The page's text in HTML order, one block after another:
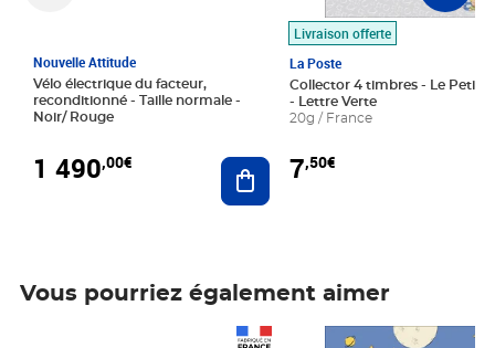
Nouvelle Attitude
Vélo électrique du facteur,
reconditionné - Taille normale -
Noir/ Rouge
1 490,00€ Ajouter au panier
Livraison offerte
La Poste
Collector 4 timbres - Le Petit
- Lettre Verte
20g / France
7,50€
Vous pourriez également aimer
Prix 7,50€